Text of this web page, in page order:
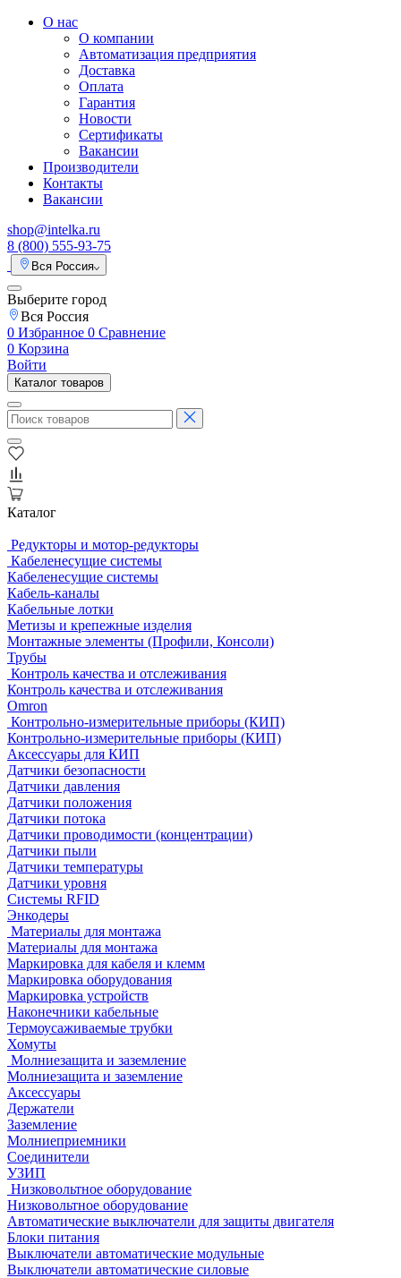
О нас
О компании
Автоматизация предприятия
Доставка
Оплата
Гарантия
Новости
Сертификаты
Вакансии
Производители
Контакты
Вакансии
shop@intelka.ru
8 (800) 555-93-75
Вся Россия
Выберите город
Вся Россия
0 Избранное 0 Сравнение
0 Корзина
Войти
Каталог товаров
Каталог
Редукторы и мотор-редукторы
Кабеленесущие системы
Кабеленесущие системы
Кабель-каналы
Кабельные лотки
Метизы и крепежные изделия
Монтажные элементы (Профили, Консоли)
Трубы
Контроль качества и отслеживания
Контроль качества и отслеживания
Omron
Контрольно-измерительные приборы (КИП)
Контрольно-измерительные приборы (КИП)
Аксессуары для КИП
Датчики безопасности
Датчики давления
Датчики положения
Датчики потока
Датчики проводимости (концентрации)
Датчики пыли
Датчики температуры
Датчики уровня
Системы RFID
Энкодеры
Материалы для монтажа
Материалы для монтажа
Маркировка для кабеля и клемм
Маркировка оборудования
Маркировка устройств
Наконечники кабельные
Термоусаживаемые трубки
Хомуты
Молниезащита и заземление
Молниезащита и заземление
Аксессуары
Держатели
Заземление
Молниеприемники
Соединители
УЗИП
Низковольтное оборудование
Низковольтное оборудование
Автоматические выключатели для защиты двигателя
Блоки питания
Выключатели автоматические модульные
Выключатели автоматические силовые